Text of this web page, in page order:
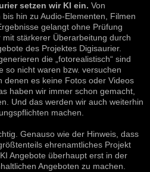
setzen wir KI ein. Von
hin zu Audio-Elementen, Filmen
gelangt ohne Prüfung
stärkerer Überarbeitung durch
des Projektes Digisaurier.
die „fotorealistisch“ sind
so nicht waren bzw. versuchen
denen es keine Fotos oder Videos
haben wir immer schon gemacht,
Und das werden wir auch weiterhin
machen.
Genauso wie der Hinweis, dass
ehrenamtliches Projekt
Angebote überhaupt erst in der
Angeboten zu machen.